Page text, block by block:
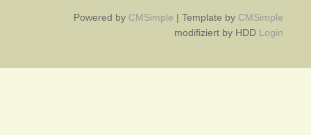
Powered by CMSimple | Template by CMSimple
modifiziert by HDD Login